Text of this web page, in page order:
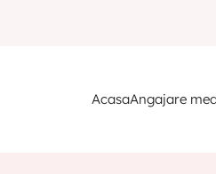
AcasaAngajare